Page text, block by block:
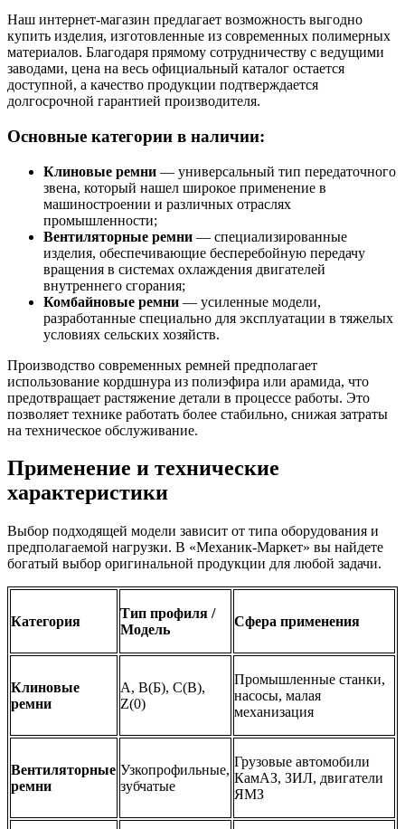
Наш интернет-магазин предлагает возможность выгодно
купить изделия, изготовленные из современных полимерных
материалов. Благодаря прямому сотрудничеству с ведущими
заводами, цена на весь официальный каталог остается
доступной, а качество продукции подтверждается
долгосрочной гарантией производителя.
Основные категории в наличии:
Клиновые ремни — универсальный тип передаточного
звена, который нашел широкое применение в
машиностроении и различных отраслях
промышленности;
Вентиляторные ремни — специализированные
изделия, обеспечивающие бесперебойную передачу
вращения в системах охлаждения двигателей
внутреннего сгорания;
Комбайновые ремни — усиленные модели,
разработанные специально для эксплуатации в тяжелых
условиях сельских хозяйств.
Производство современных ремней предполагает
использование кордшнура из полиэфира или арамида, что
предотвращает растяжение детали в процессе работы. Это
позволяет технике работать более стабильно, снижая затраты
на техническое обслуживание.
Применение и технические
характеристики
Выбор подходящей модели зависит от типа оборудования и
предполагаемой нагрузки. В «Механик-Маркет» вы найдете
богатый выбор оригинальной продукции для любой задачи.
Категория
Тип профиля /
Модель
Сфера применения
Клиновые
ремни
А, В(Б), С(В),
Z(0)
Промышленные станки,
насосы, малая
механизация
Вентиляторные
ремни
Узкопрофильные,
зубчатые
Грузовые автомобили
КамАЗ, ЗИЛ, двигатели
ЯМЗ